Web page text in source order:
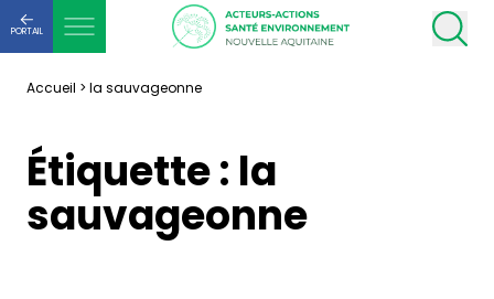
PORTAIL
Accueil > la sauvageonne
Étiquette : la
sauvageonne